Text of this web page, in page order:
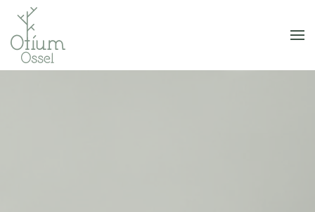
Skip to main content